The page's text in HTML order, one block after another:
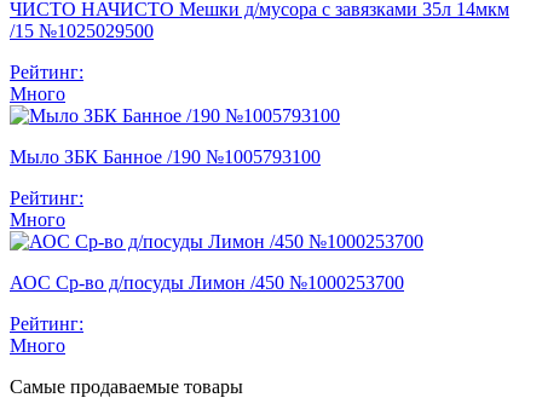
ЧИСТО НАЧИСТО Мешки д/мусора с завязками 35л 14мкм
/15 №1025029500
Рейтинг:
Много
Мыло ЗБК Банное /190 №1005793100
Рейтинг:
Много
АОС Ср-во д/посуды Лимон /450 №1000253700
Рейтинг:
Много
Самые продаваемые товары